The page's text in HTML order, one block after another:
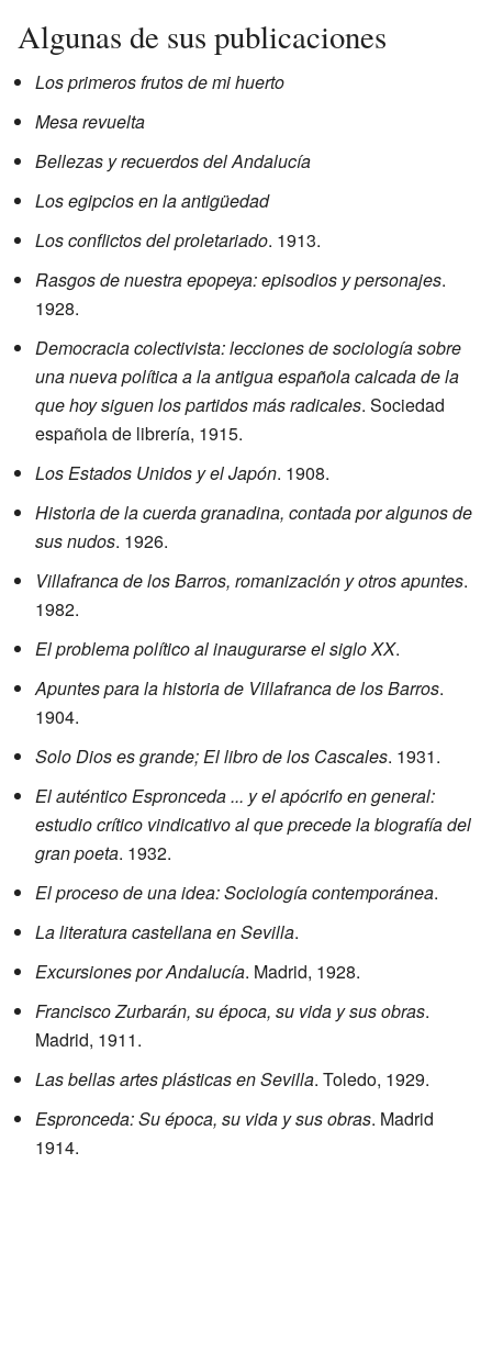
Algunas de sus publicaciones
Los primeros frutos de mi huerto
Mesa revuelta
Bellezas y recuerdos del Andalucía
Los egipcios en la antigüedad
Los conflictos del proletariado. 1913.
Rasgos de nuestra epopeya: episodios y personajes.
1928.
Democracia colectivista: lecciones de sociología sobre
una nueva política a la antigua española calcada de la
que hoy siguen los partidos más radicales. Sociedad
española de librería, 1915.
Los Estados Unidos y el Japón. 1908.
Historia de la cuerda granadina, contada por algunos de
sus nudos. 1926.
Villafranca de los Barros, romanización y otros apuntes.
1982.
El problema político al inaugurarse el siglo XX.
Apuntes para la historia de Villafranca de los Barros.
1904.
Solo Dios es grande; El libro de los Cascales. 1931.
El auténtico Espronceda ... y el apócrifo en general:
estudio crítico vindicativo al que precede la biografía del
gran poeta. 1932.
El proceso de una idea: Sociología contemporánea.
La literatura castellana en Sevilla.
Excursiones por Andalucía. Madrid, 1928.
Francisco Zurbarán, su época, su vida y sus obras.
Madrid, 1911.
Las bellas artes plásticas en Sevilla. Toledo, 1929.
Espronceda: Su época, su vida y sus obras. Madrid
1914.